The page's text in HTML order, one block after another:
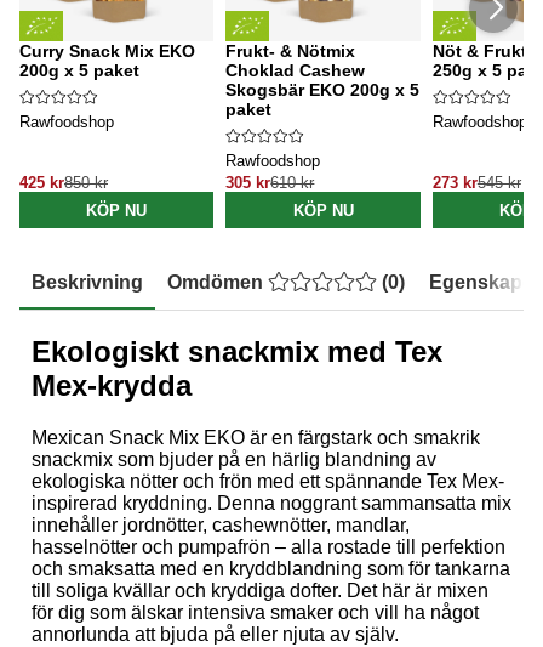
Curry Snack Mix EKO
200g x 5 paket
Rawfoodshop
425 kr850 kr
KÖP NU
Frukt- & Nötmix
Choklad Cashew
Skogsbär EKO 200g x 5
paket
Rawfoodshop
305 kr610 kr
KÖP NU
Nöt &
250g x 5
Rawfoodshop
273 kr545 kr
KÖP
Beskrivning Omdömen (0) Egenskaper
Ekologiskt snackmix med Tex
Mex-krydda
Mexican Snack Mix EKO är en färgstark och smakrik
snackmix som bjuder på en härlig blandning av
ekologiska nötter och frön med ett spännande Tex Mex-
inspirerad kryddning. Denna noggrant sammansatta mix
innehåller jordnötter, cashewnötter, mandlar,
hasselnötter och pumpafrön – alla rostade till perfektion
och smaksatta med en kryddblandning som för tankarna
till soliga kvällar och kryddiga dofter. Det här är mixen
för dig som älskar intensiva smaker och vill ha något
annorlunda att bjuda på eller njuta av själv.